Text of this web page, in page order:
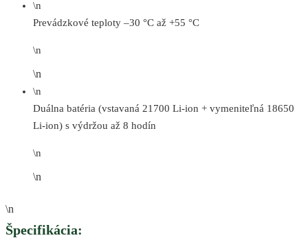
\n
Prevádzkové teploty –30 °C až +55 °C
\n
\n
\n
Duálna batéria (vstavaná 21700 Li-ion + vymeniteľná 18650
Li-ion) s výdržou až 8 hodín
\n
\n
\n
Špecifikácia: